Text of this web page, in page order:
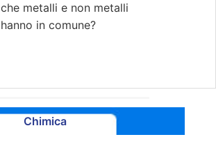
che metalli e non metalli
hanno in comune?
Chimica